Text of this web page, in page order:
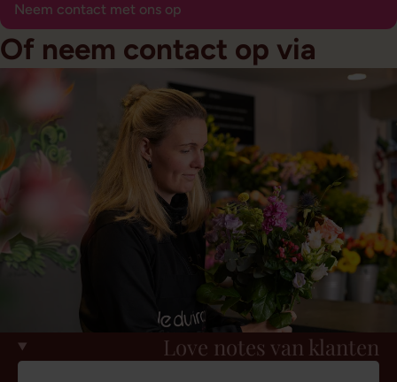
Neem contact met ons op
Of neem contact op via
Love notes van klanten